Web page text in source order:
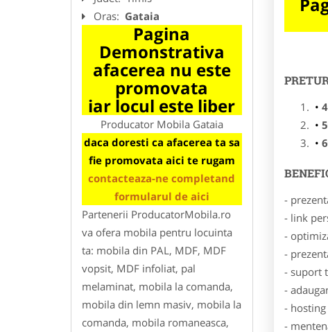
Oras: Gataia
Pagina
Demonstrativa
afacerea nu este
promovata
iar locul este liber
Producator Mobila Gataia
daca doresti ca afacerea ta sa
fie promovata aici te rugam
contacteaza-ne completand
formularul de aici
Partenerii ProducatorMobila.ro
va ofera mobila pentru locuinta
ta: mobila din PAL, MDF, MDF
vopsit, MDF infoliat, pal
melaminat, mobila la comanda,
mobila din lemn masiv, mobila la
comanda, mobila romaneasca,
-
- link
-
-
- suport
-
- hosting
-